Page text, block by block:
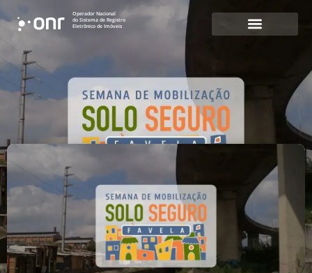
Operador Nacional
do Sistema de Registro
Eletrônico de Imóveis